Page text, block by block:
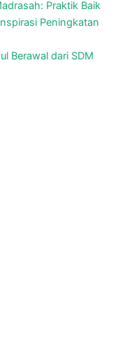
Praktik Baik
Peningkatan
Berawal dari SDM